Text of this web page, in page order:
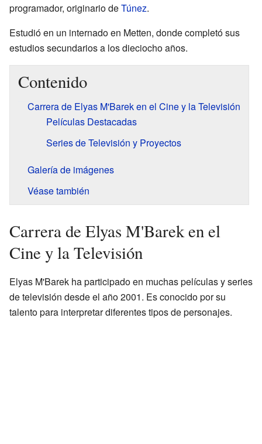
programador, originario deTúnez.
Estudió en un internado en Metten, donde completó sus
estudios secundarios a los dieciocho años.
Contenido
Carrera de Elyas M'Barek en el Cine y la Televisión
Películas Destacadas
Series de Televisión y Proyectos
Galería de imágenes
Véase también
Carrera de Elyas M'Barek en el
Cine y la Televisión
Elyas M'Barek ha participado en muchas películas y series
de televisión desde el año 2001. Es conocido por su
talento para interpretar diferentes tipos de personajes.